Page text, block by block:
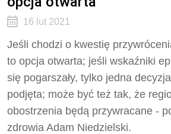
16 lut 2021
Jeśli chodzi o kwestię
to opcja otwarta; jeśli wskaźniki
się pogarszały, tylko jedna
podjęta; może być też tak, że
obostrzenia będą przywracane -
zdrowia Adam Niedzielski.